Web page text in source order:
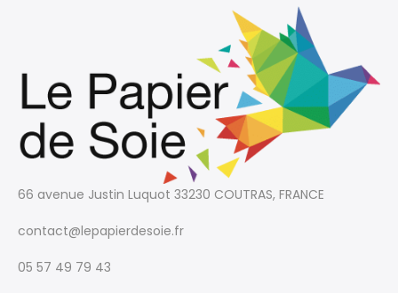
66 avenue Justin Luquot 33230 COUTRAS, FRANCE
contact@lepapierdesoie.fr
05 57 49 79 43